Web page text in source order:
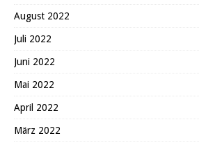
August 2022
Juli 2022
Juni 2022
Mai 2022
April 2022
März 2022